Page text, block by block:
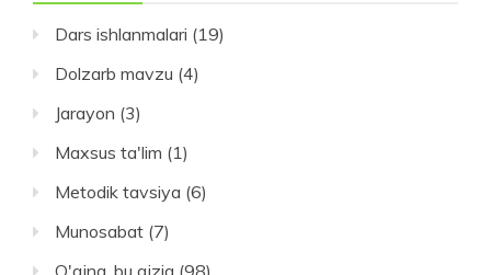
Dars ishlanmalari (19)
Dolzarb mavzu (4)
Jarayon (3)
Maxsus ta'lim (1)
Metodik tavsiya (6)
Munosabat (7)
O'qing, bu qiziq (98)